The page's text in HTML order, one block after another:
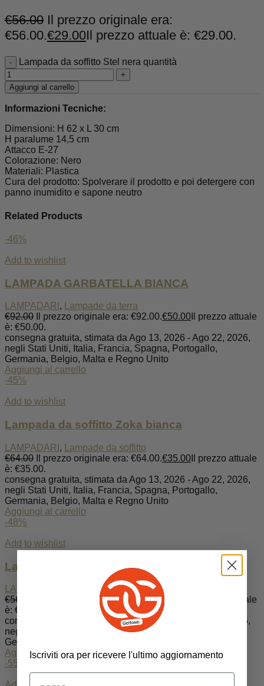
€56.00 Il prezzo originale era:
€56.00.€29.00Il prezzo attuale è: €29.00.
Lampada da soffitto Stel nera quantità
Aggiungi al carrello
Informazioni Tecniche:
Dimensioni: H 62 x L 30 cm
H paralume 14,5 cm
Attacco E-27
Colorazione: Nero
Materiali: Plastica
Cura del prodotto: Spolverare il prodotto e poi detergere con
panno inumidito e sapone neutro
Related Products
-46%
Add to wishlist
LAMPADA GARBATELLA BIANCA
LAMPADARI , Lampade da terra
€92.00 Il prezzo originale era: €92.00.€50.00 Il prezzo attuale
è: €50.00.
consegna gratuita, stimata da Ago 13, 2026 - Ago 22, 2026,
negli Stati Uniti, Italia, Francia, Spagna, Portogallo,
Germania, Belgio, Malta e Regno Unito
Aggiungi al carrello
-45%
Add to wishlist
Lampada da soffitto Zoka bianca
LAMPADARI ,
Lampade da soffitto
€64.00 Il prezzo originale era: €64.00.€35.00 Il prezzo attuale
è: €35.00.
consegna gratuita, stimata da Ago 13, 2026 - Ago 22, 2026,
negli Stati Uniti, Italia, Francia, Spagna, Portogallo,
Germania, Belgio, Malta e Regno Unito
Aggiungi al carrello
-48%
Add to wishlist
Lampada da soffitto Stel bianca
LAMPADARI
Lampade da soffitto
€56.00 Il prezzo originale era: €56.00.€
Il prezzo attuale
è: €29.00.
consegna gratuita, stimata da Ago 13, 2026 - Ago 22, 2026,
negli Stati Uniti, Italia, Francia, Spagna, Portogallo,
Germania, Belgio, Malta e Regno Unito
Aggiungi al carrello
-55%
Iscriviti ora per ricevere l'ultimo aggiornamento